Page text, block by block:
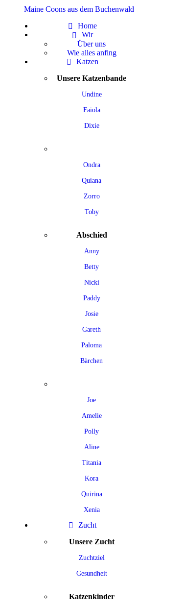
Maine Coons aus dem Buchenwald
Home
Wir
Über uns
Wie alles anfing
Katzen
Unsere Katzenbande
Undine
Faiola
Dixie
Ondra
Quiana
Zorro
Toby
Abschied
Anny
Betty
Nicki
Paddy
Josie
Gareth
Paloma
Bärchen
Joe
Amelie
Polly
Aline
Titania
Kora
Quirina
Xenia
Zucht
Unsere Zucht
Zuchtziel
Gesundheit
Katzenkinder